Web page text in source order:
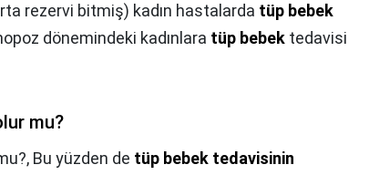
rezervi bitmiş) kadın hastalarda tüp bebek
dönemindeki kadınlara tüp bebek tedavisi
mu?
Bu yüzden de tüp bebek tedavisinin